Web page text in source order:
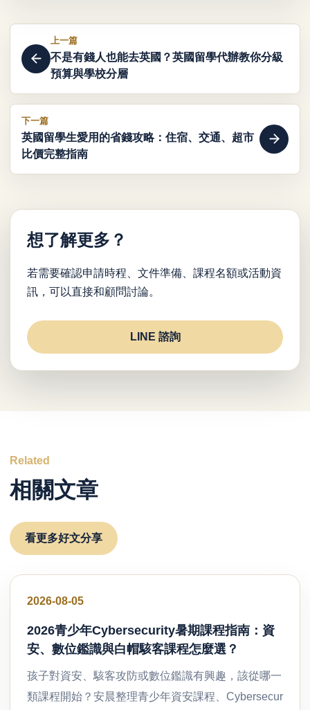
上一篇
不是有錢人也能去英國？英國留學代辦教你分級
預算與學校分層
下一篇
英國留學生愛用的省錢攻略：住宿、交通、超市
比價完整指南
想了解更多？
若需要確認申請時程、文件準備、課程名額或活動資
訊，可以直接和顧問討論。
LINE 諮詢
Related
相關文章
看更多好文分享
好文分享
2026-08-05
2026青少年Cybersecurity暑期課程指南：資
安、數位鑑識與白帽駭客課程怎麼選？
孩子對資安、駭客攻防或數位鑑識有興趣，該從哪一
類課程開始？安晨整理青少年資安課程、Cybersecur